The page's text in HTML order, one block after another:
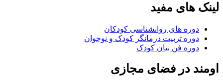
لینک های مفید
دوره های روانشناسی کودکان
دوره تربیت درمانگر کودک و نوجوان
دوره فن بیان کودک
اومند در فضای مجازی